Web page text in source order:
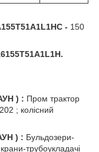
- 150
) : Пром трактор
; колісний
) : Бульдозери-
трубоукладачі